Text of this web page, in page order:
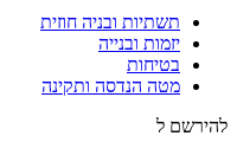
תשתיות ובניה חוזית
יזמות ובנייה
בטיחות
מטה הנדסה ותקינה
להירשם ל